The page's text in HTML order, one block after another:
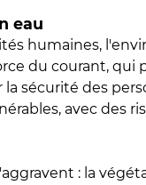
eau
humaines,
du courant, qui
sécurité des
avec des
: la